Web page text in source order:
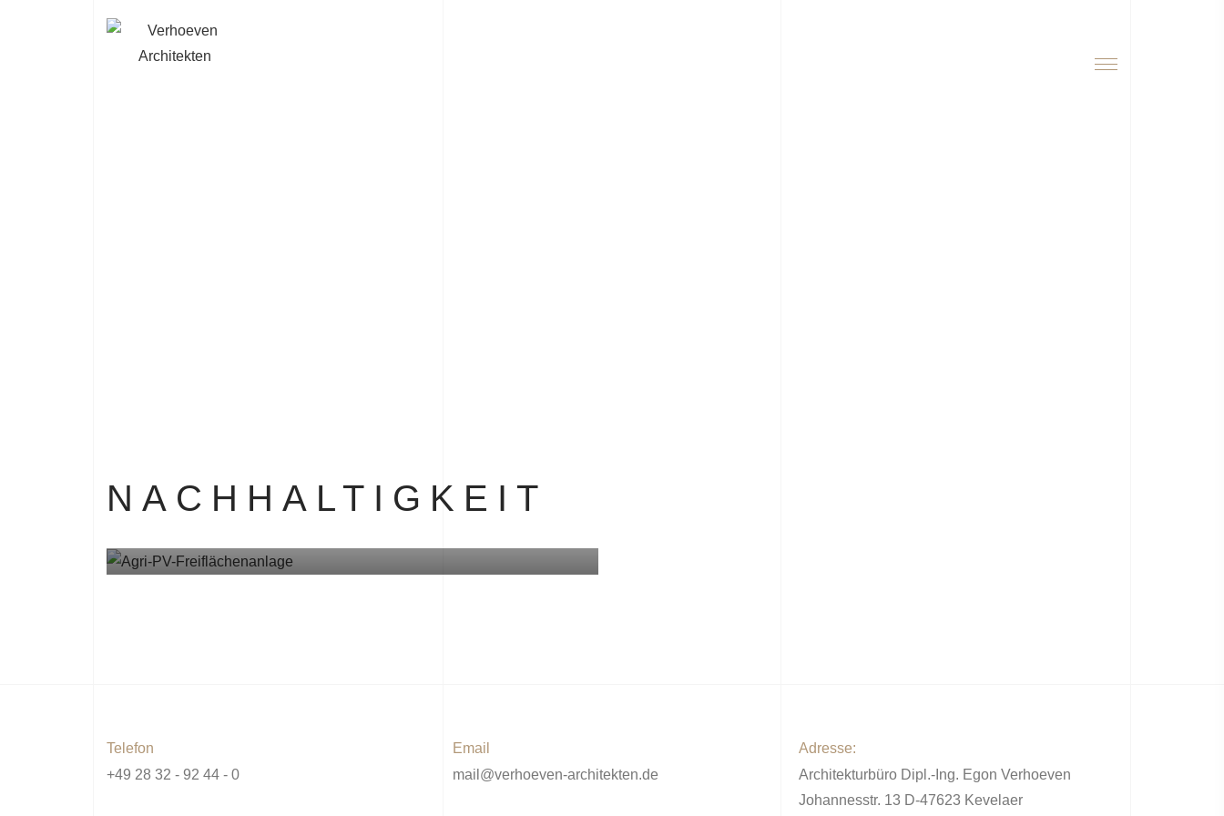
NACHHALTIGKEIT
NACHHALTIGKEIT
AGRI-PV-FREIFLÄCHENANLAGE
Telefon
+49 28 32 - 92 44 - 0
Email
mail@verhoeven-architekten.de
Adresse:
Architekturbüro Dipl.-Ing. Egon Verhoeven
Johannesstr. 13 D-47623 Kevelaer